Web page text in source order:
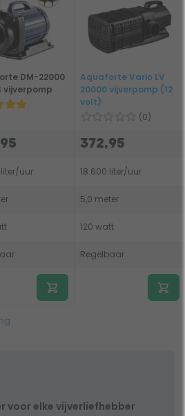
DM-22000
vijverpomp
uur
Aquaforte Vario LV
20000 vijverpomp (12
volt)
(0)
372,95
18.600 liter/uur
5,0 meter
120 watt
Regelbaar
voor elke vijverliefhebber